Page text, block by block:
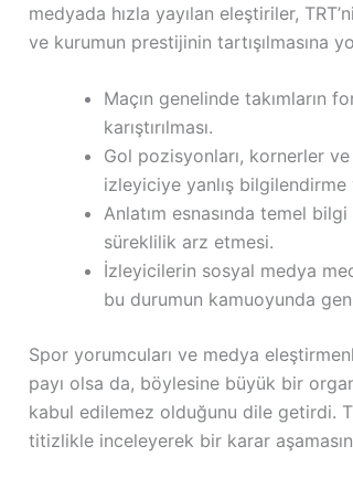
medyada hızla yayılan eleştiriler,
ve kurumun prestijinin tartışılmasına
Maçın genelinde takımların
karıştırılması.
Gol pozisyonları, kornerler
izleyiciye yanlış bilgilendirme
Anlatım esnasında temel
süreklilik arz etmesi.
İzleyicilerin sosyal medya
bu durumun kamuoyunda
Spor yorumcuları ve medya
payı olsa da, böylesine büyük bir
kabul edilemez olduğunu dile getirdi.
titizlikle inceleyerek bir karar